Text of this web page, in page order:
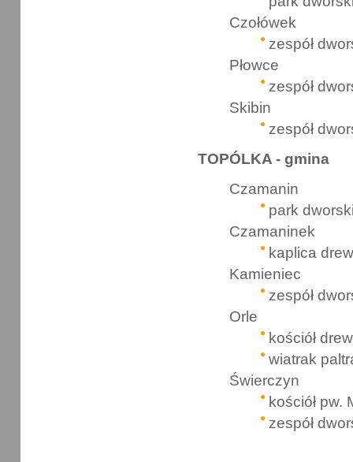
Czołówek
zespół
Płowce
zespół
Skibin
zespół
TOPÓLKA - gmina
Czamanin
park
Czamaninek
kaplica
Kamieniec
zespół
Orle
kościół
wiatrak
Świerczyn
kościół pw.
zespół